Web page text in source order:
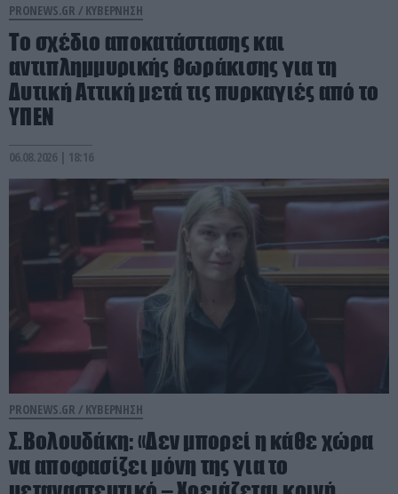
PRONEWS.GR / ΚΥΒΕΡΝΗΣΗ
Το σχέδιο αποκατάστασης και
αντιπλημμυρικής θωράκισης για τη
Δυτική Αττική μετά τις πυρκαγιές από το
ΥΠΕΝ
06.08.2026 | 18:16
PRONEWS.GR / ΚΥΒΕΡΝΗΣΗ
Σ.Βολουδάκη: «Δεν μπορεί η κάθε χώρα
να αποφασίζει μόνη της για το